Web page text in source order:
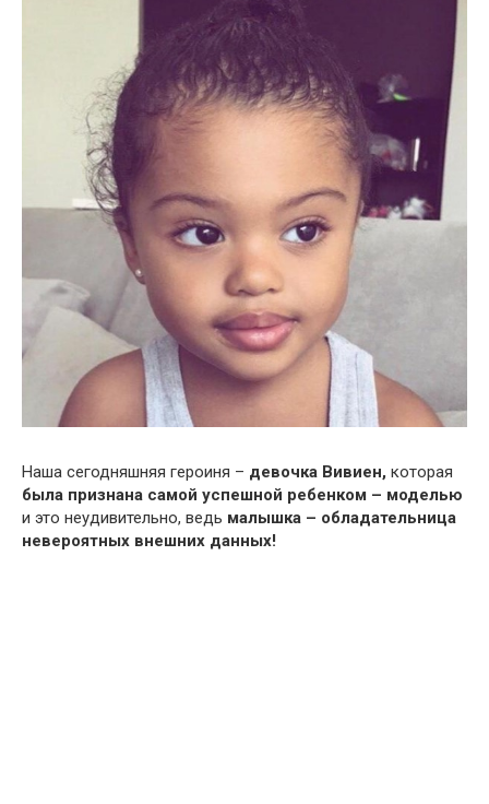
Наша сегодняшняя героиня – девочка Вивиен, которая
была признана самой успешной ребенком – моделью
и это неудивительно, ведь малышка – обладательница
невероятных внешних данных!